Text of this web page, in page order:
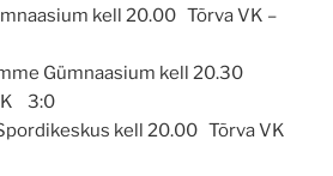
kell 20.00 Tõrva VK –
Gümnaasium kell 20.30
3:0
kell 20.00 Tõrva VK